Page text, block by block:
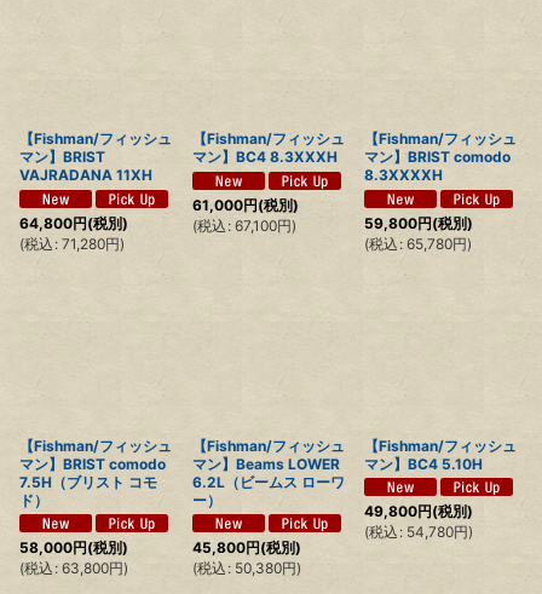
【Fishman/フィッシュ
マン】BRIST
VAJRADANA 11XH
64,800円(税別)
(税込 : 71,280円)
【Fishman/フィッシュ
マン】BC4 8.3XXXH
61,000円(税別)
(税込 : 67,100円)
【Fishman/フィッシュ
マン】BRIST comodo
8.3XXXXH
59,800円(税別)
(税込 : 65,780円)
【Fishman/フィッシュ
マン】BRIST comodo
7.5H（ブリスト コモ
ド）
58,000円(税別)
(税込 : 63,800円)
【Fishman/フィッシュ
マン】Beams LOWER
6.2L（ビームス ローワ
ー）
45,800円(税別)
(税込 : 50,380円)
【Fishman/フィッシュ
マン】BC4 5.10H
49,800円(税別)
(税込 : 54,780円)